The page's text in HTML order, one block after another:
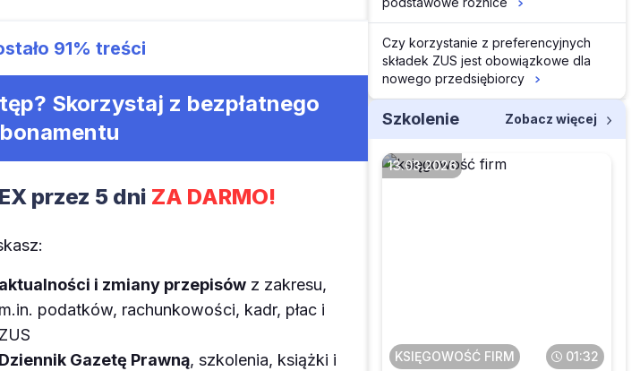
91% treści
Skorzystaj z bezpłatnego
przez 5 dni ZA DARMO!
aktualności i zmiany przepisówz zakresu,
m.in. podatków, rachunkowości, kadr, płac i
ZUS
Dziennik Gazetę Prawną, szkolenia, książki i
Czy korzystanie z preferencyjnych
składek ZUS jest obowiązkowe dla
nowego przedsiębiorcy
Szkolenie Zobacz więcej
13.03.2026
KSIĘGOWOŚĆ FIRM 01:32